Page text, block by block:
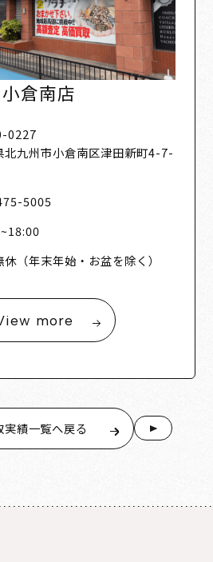
倉南店
0227
北九州市小倉南区津田新町4-7-
5005
（年末年始・お盆を除く）
more
実績一覧へ戻る